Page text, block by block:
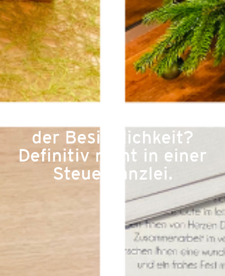
der Besinnlichkeit?
Definitiv nicht in einer
Steuerkanzlei.